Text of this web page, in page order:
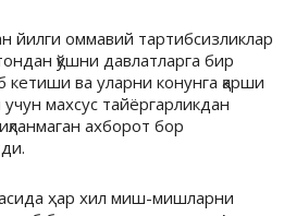
йилги оммавий тартибсизликлар
қўшни давлатларга бир
кетиши ва уларни конунга қарши
махсус тайёргарликдан
ахборот бор
ҳар хил миш-мишларни